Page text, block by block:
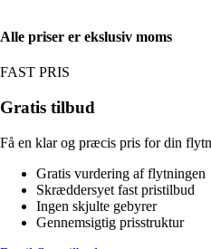
Alle priser er ekslusiv moms
FAST PRIS
Gratis tilbud
Få en klar og præcis pris for din
Gratis vurdering af flytningen
Skræddersyet fast pristilbud
Ingen skjulte gebyrer
Gennemsigtig prisstruktur